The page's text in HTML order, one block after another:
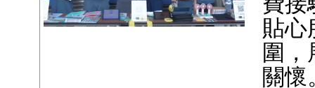
貼心
圍
關懷